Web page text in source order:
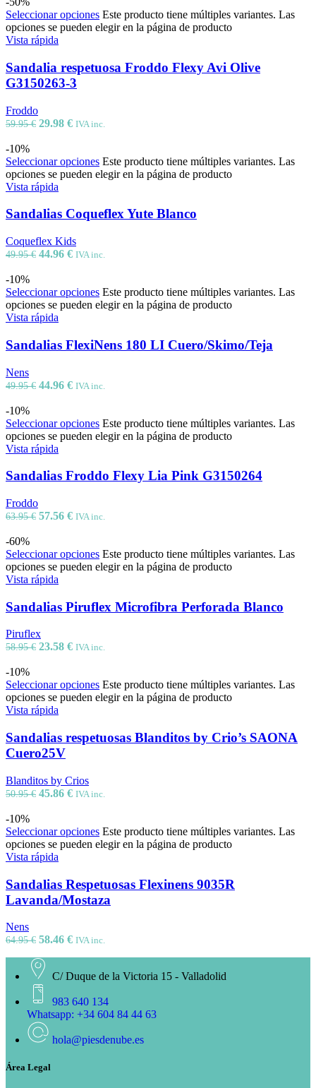
Seleccionar opciones Este producto tiene múltiples variantes. Las
opciones se pueden elegir en la página de producto
Vista rápida
Sandalia respetuosa Froddo Flexy Avi Olive
G3150263-3
Froddo
59.95€ 29.98 € IVA inc.
-10%
Seleccionar opciones Este producto tiene múltiples variantes. Las
opciones se pueden elegir en la página de producto
Vista rápida
Sandalias Coqueflex Yute Blanco
Coqueflex Kids
49.95€ 44.96 € IVA inc.
-10%
Seleccionar opciones Este producto tiene múltiples variantes. Las
opciones se pueden elegir en la página de producto
Vista rápida
Sandalias FlexiNens 180 LI Cuero/Skimo/Teja
Nens
49.95€ 44.96 € IVA inc.
-10%
Seleccionar opciones Este producto tiene múltiples variantes. Las
opciones se pueden elegir en la página de producto
Vista rápida
Sandalias Froddo Flexy Lia Pink G3150264
Froddo
63.95€ 57.56 € IVA inc.
-60%
Seleccionar opciones Este producto tiene múltiples variantes. Las
opciones se pueden elegir en la página de producto
Vista rápida
Sandalias Piruflex Microfibra Perforada Blanco
Piruflex
58.95€ 23.58 € IVA inc.
-10%
Seleccionar opciones Este producto tiene múltiples variantes. Las
opciones se pueden elegir en la página de producto
Vista rápida
Sandalias respetuosas Blanditos by Crio’s SAONA
Cuero25V
Blanditos by Crios
50.95€ 45.86 € IVA inc.
-10%
Seleccionar opciones Este producto tiene múltiples variantes. Las
opciones se pueden elegir en la página de producto
Vista rápida
Sandalias Respetuosas Flexinens 9035R
Lavanda/Mostaza
Nens
64.95€ 58.46 € IVA inc.
C/ Duque de la Victoria 15 - Valladolid
983 640 134
Whatsapp: +34 604 84 44 63
hola@piesdenube.es
Área Legal